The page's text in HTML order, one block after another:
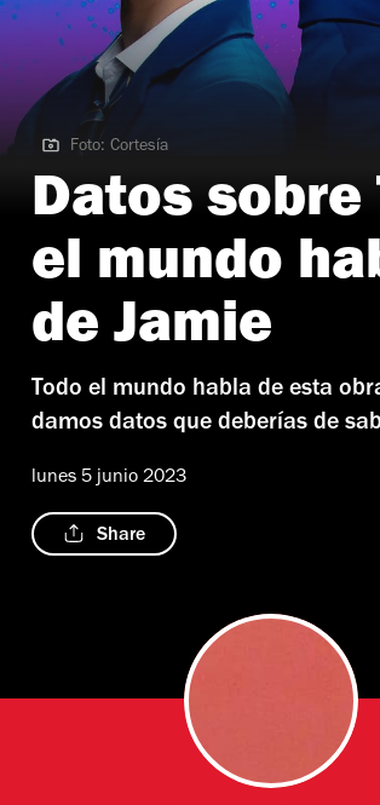
Foto: Cortesía
Foto: Cortesía
Datos sobre
el mundo
de Jamie
Todo el mundo habla de esta
damos datos que deberías de
lunes 5 junio 2023
Share